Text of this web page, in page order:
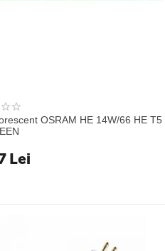
OSRAM HE 14W/66 HE T5
Lei